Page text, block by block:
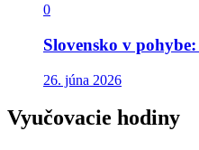
0
Slovensko v
26. júna 2026
Vyučovacie hodiny